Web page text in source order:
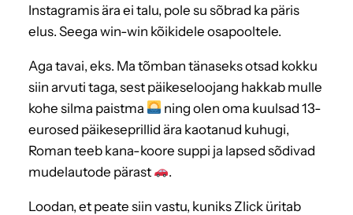
Instagramis ära ei talu, pole su sõbrad ka päris
elus. Seega win-win kõikidele osapooltele.
Aga tavai, eks. Ma tõmban tänaseks otsad kokku
siin arvuti taga, sest päikeseloojang hakkab mulle
kohe silma paistma
ning olen oma kuulsad 13-
eurosed päikeseprillid ära kaotanud kuhugi,
Roman teeb kana-koore suppi ja lapsed sõdivad
mudelautode pärast
.
Loodan, et peate siin vastu, kuniks Zlick üritab